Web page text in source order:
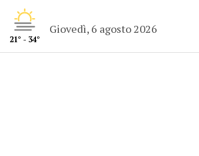
21° - 34°
Giovedì, 6 agosto 2026